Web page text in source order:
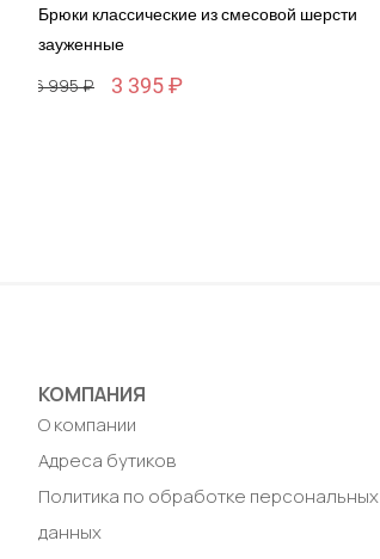
Брюки классические из смесовой шерсти
зауженные
16 995 ₽ 3 395 ₽
КОМПАНИЯ
О компании
Адреса бутиков
Политика по обработке персональных
данных